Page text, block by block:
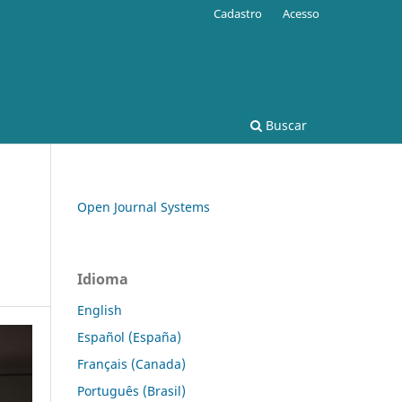
Buscar
Cadastro Acesso
Open Journal Systems
Idioma
English
Español (España)
Français (Canada)
Português (Brasil)